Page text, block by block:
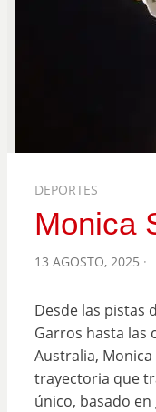
DEPORTES
Monica
POSTED
13 AGOSTO, 2025
Desde las pistas
Garros hasta las
Australia,
trayectoria que
único, basado